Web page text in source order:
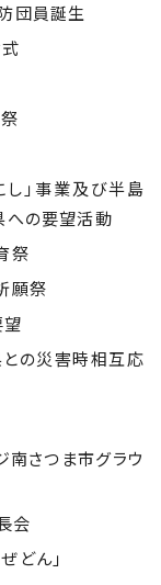
団員誕生
」事業及び半島
への要望活動
祭
願祭
の災害時相互応
さつま市グラウ
会
どん」